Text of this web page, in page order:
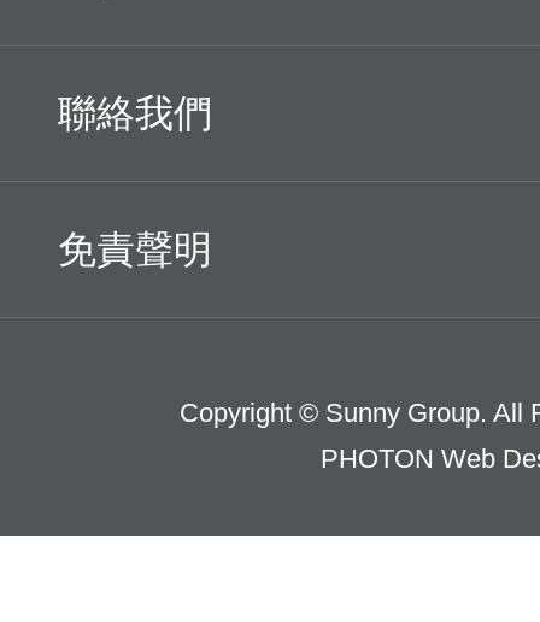
聯絡我們
免責聲明
Copyright © Sunny Group. All
PHOTON Web